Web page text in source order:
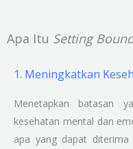
Apa Itu Setting
1. Meningkatkan
Menetapkan batasan
kesehatan mental dan
apa yang dapat